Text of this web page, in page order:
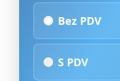
Bez PDV
S PDV